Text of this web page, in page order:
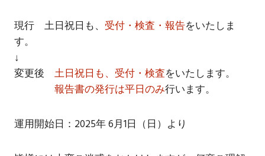
現行 土日祝日も、 受付・検査・報告をいたしま
す。
↓
変更後 土日祝日も、受付・検査をいたします。
報告書の発行は平日のみ行います。
運用開始日：2025年 6月1日（日）より